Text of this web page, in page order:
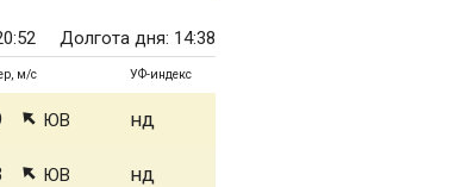
Долгота дня: 14:38
м/с УФ-индекс
ЮВ нд
ЮВ нд